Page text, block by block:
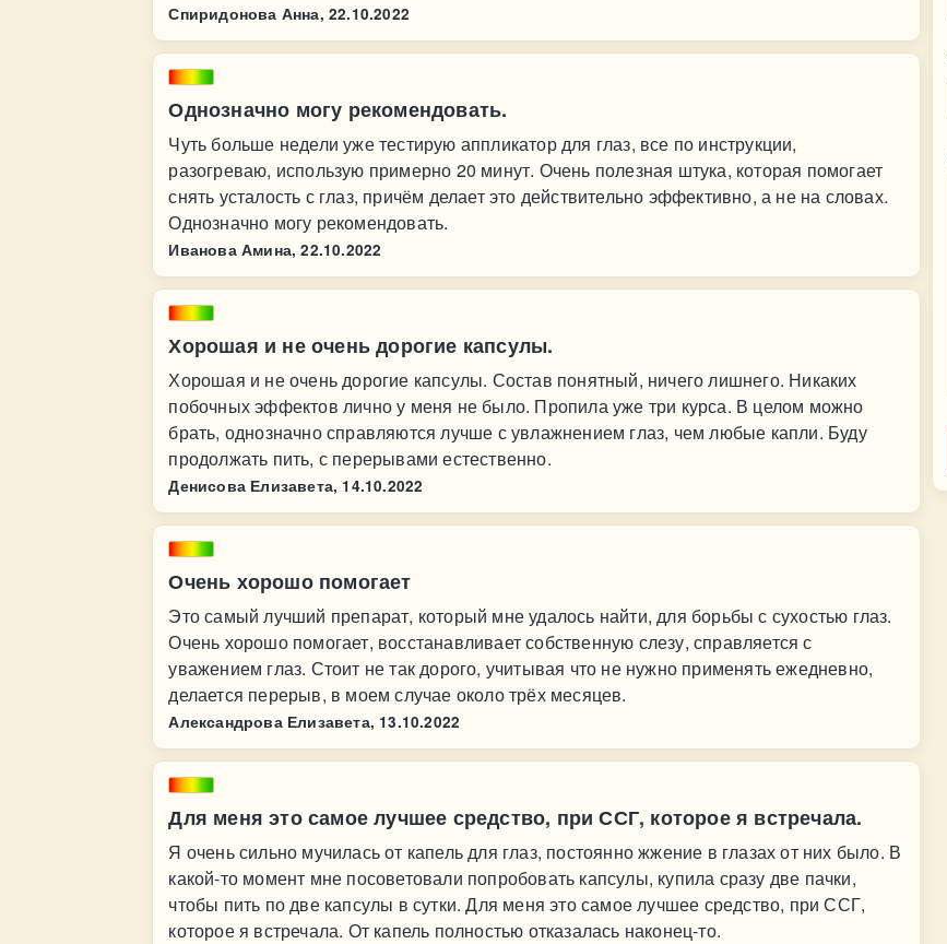
Спиридонова Анна, 22.10.2022
Однозначно могу рекомендовать.
Чуть больше недели уже тестирую аппликатор для глаз, все по инструкции,
разогреваю, использую примерно 20 минут. Очень полезная штука, которая помогает
снять усталость с глаз, причём делает это действительно эффективно, а не на словах.
Однозначно могу рекомендовать.
Иванова Амина, 22.10.2022
Хорошая и не очень дорогие капсулы.
Хорошая и не очень дорогие капсулы. Состав понятный, ничего лишнего. Никаких
побочных эффектов лично у меня не было. Пропила уже три курса. В целом можно
брать, однозначно справляются лучше с увлажнением глаз, чем любые капли. Буду
продолжать пить, с перерывами естественно.
Денисова Елизавета, 14.10.2022
Очень хорошо помогает
Это самый лучший препарат, который мне удалось найти, для борьбы с сухостью глаз.
Очень хорошо помогает, восстанавливает собственную слезу, справляется с
уважением глаз. Стоит не так дорого, учитывая что не нужно применять ежедневно,
делается перерыв, в моем случае около трёх месяцев.
Александрова Елизавета, 13.10.2022
Для меня это самое лучшее средство, при ССГ, которое я встречала.
Я очень сильно мучилась от капель для глаз, постоянно жжение в глазах от них было. В
какой-то момент мне посоветовали попробовать капсулы, купила сразу две пачки,
чтобы пить по две капсулы в сутки. Для меня это самое лучшее средство, при ССГ,
которое я встречала. От капель полностью отказалась наконец-то.